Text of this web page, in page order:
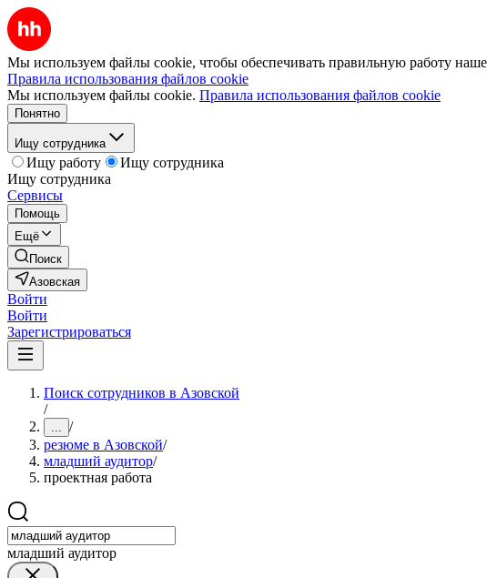
Мы используем файлы cookie, чтобы обеспечивать правильную работу
Правила использования файлов cookie
Мы используем файлы cookie. Правила использования файлов cookie
Понятно
Ищу сотрудника
Ищу работу
Ищу сотрудника
Ищу сотрудника
Сервисы
Помощь
Ещё
Поиск
Азовская
Войти
Войти
Зарегистрироваться
Поиск сотрудников в Азовской
/
... /
резюме в Азовской/
младший аудитор/
проектная работа
младший аудитор